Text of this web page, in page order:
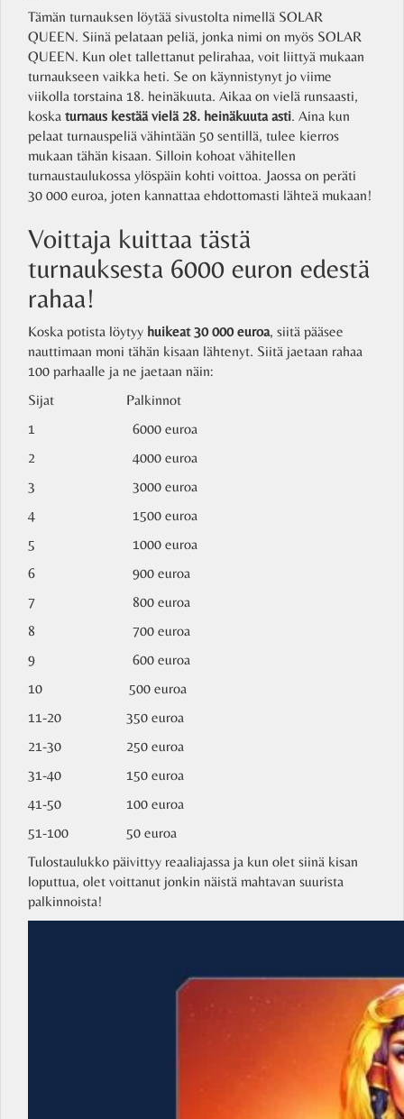
Tämän turnauksen löytää sivustolta nimellä SOLAR
QUEEN. Siinä pelataan peliä, jonka nimi on myös SOLAR
QUEEN. Kun olet tallettanut pelirahaa, voit liittyä mukaan
turnaukseen vaikka heti. Se on käynnistynyt jo viime
viikolla torstaina 18. heinäkuuta. Aikaa on vielä runsaasti,
koska turnaus kestää vielä 28. heinäkuuta asti. Aina kun
pelaat turnauspeliä vähintään 50 sentillä, tulee kierros
mukaan tähän kisaan. Silloin kohoat vähitellen
turnaustaulukossa ylöspäin kohti voittoa. Jaossa on peräti
30 000 euroa, joten kannattaa ehdottomasti lähteä mukaan!
Voittaja kuittaa tästä
turnauksesta 6000 euron edestä
rahaa!
Koska potista löytyy huikeat 30 000 euroa, siitä pääsee
nauttimaan moni tähän kisaan lähtenyt. Siitä jaetaan rahaa
100 parhaalle ja ne jaetaan näin:
Sijat Palkinnot
1 6000 euroa
2 4000 euroa
3 3000 euroa
4 1500 euroa
5 1000 euroa
6 900 euroa
7 800 euroa
8 700 euroa
9 600 euroa
10 500 euroa
11-20 350 euroa
21-30 250 euroa
31-40 150 euroa
41-50 100 euroa
51-100 50 euroa
Tulostaulukko päivittyy reaaliajassa ja kun olet siinä kisan
loputtua, olet voittanut jonkin näistä mahtavan suurista
palkinnoista!